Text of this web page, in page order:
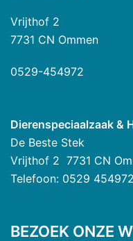
Vrijthof 2
7731 CN Ommen
0529-454972
Dierenspeciaalzaak &
De Beste Stek
Vrijthof 2 7731 CN
Telefoon: 0529 454972
BEZOEK ONZE